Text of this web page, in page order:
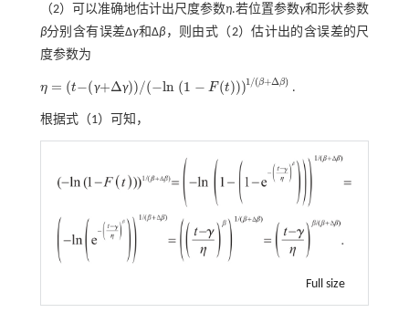
（2）
可以准确地估计出尺度参数η.若位置参数γ和形状参数
β分别含有误差Δγ和Δβ ，则由 式（2）估计出的含误差的尺
度参数为
η = (t−(
η=(t ( γ+Δ
+∆ γ))/(−ln (1 − F(t)))1/(β+Δβ)
))/(-l n (1-F ( t) )1/(β +∆β) .
根据式（1） 可知，
Full size